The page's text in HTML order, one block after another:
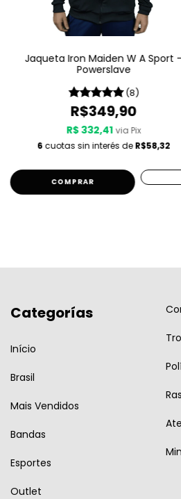
Jaqueta Iron Maiden W A Sport
Powerslave
(8)
R$349,90
R$ 332,41 via Pix
6 cuotas sin interés deR$58,32
COMPRAR
Categorías
Início
Brasil
Mais Vendidos
Bandas
Esportes
Outlet